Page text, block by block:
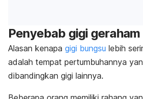
Penyebab gigi
Alasan kenapa gigi bungsu lebih
adalah tempat pertumbuhannya
dibandingkan gigi lainnya.